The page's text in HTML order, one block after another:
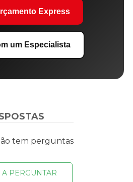
Express
um Especialista
tem perguntas
PERGUNTAR